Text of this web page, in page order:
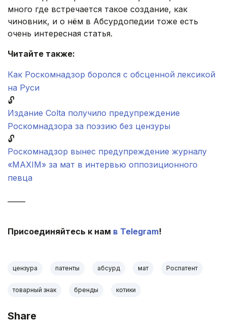
много где встречается такое создание, как
чиновник, и о нём в Абсурдопедии тоже есть
очень интересная статья.
Читайте также:
Как Роскомнадзор боролся с обсценной лексикой
на Руси
🔓
Издание Colta получило предупреждение
Роскомнадзора за поэзию без цензуры
🔓
Роскомнадзор вынес предупреждение журналу
«MAXIM» за мат в интервью оппозиционного
певца
Присоединяйтесь к нам в Telegram!
цензура патенты абсурд мат Роспатент
товарный знак бренды котики
Share